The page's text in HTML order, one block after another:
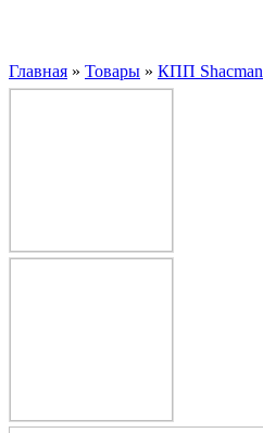
Главная » Товары » КПП Shacman